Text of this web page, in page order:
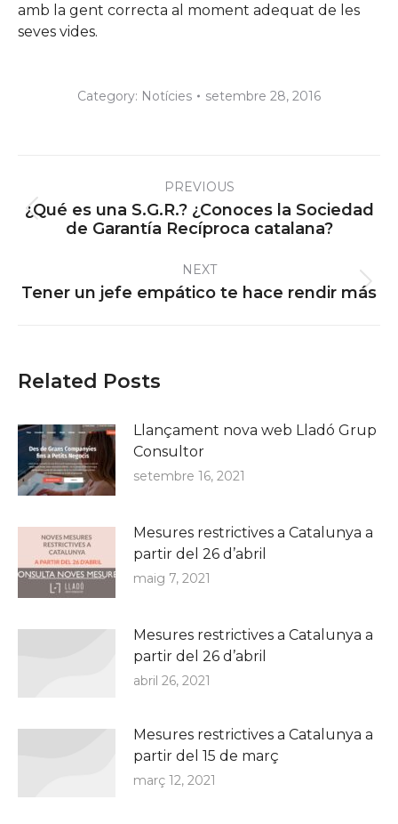
amb la gent correcta al moment adequat de les
seves vides.
Category: Notícies setembre 28, 2016
navigationPREVIOUS
Previous
post:
¿Qué es una S.G.R.? ¿Conoces la Sociedad
de Garantía Recíproca catalana?
NEXT
Next
Tener un jefe empático te hace rendir más
Related Posts
Llançament nova web Lladó Grup
Consultor
setembre 16, 2021
Mesures restrictives a Catalunya a
partir del 26 d’abril
maig 7, 2021
Mesures restrictives a Catalunya a
partir del 26 d’abril
abril 26, 2021
Mesures restrictives a Catalunya a
partir del 15 de març
març 12, 2021